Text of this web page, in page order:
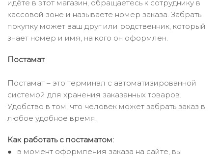
идёте в этот магазин, обращаетесь к сотруднику в
кассовой зоне и называете номер заказа. Забрать
покупку может ваш друг или родственник, который
знает номер и имя, на кого он оформлен.
Постамат
Постамат – это терминал с автоматизированной
системой для хранения заказанных товаров.
Удобство в том, что человек может забрать заказ в
любое удобное время.
Как работать с постаматом:
в момент оформления заказа на сайте, вы